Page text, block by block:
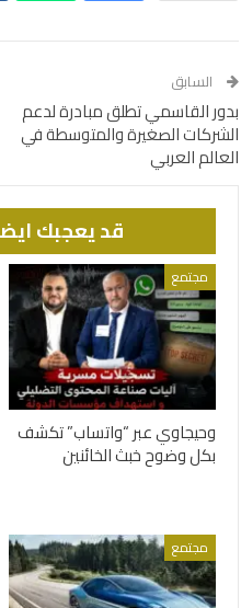
السابق
بدور القاسمي تطلق مبادرة لدعم
الشركات الصغيرة والمتوسطة في
العالم العربي
قد يعجبك
مجتمع
وحيجاوي عبر “واتساب” تكشف
بكل وضوح خبث الخائنين
مجتمع